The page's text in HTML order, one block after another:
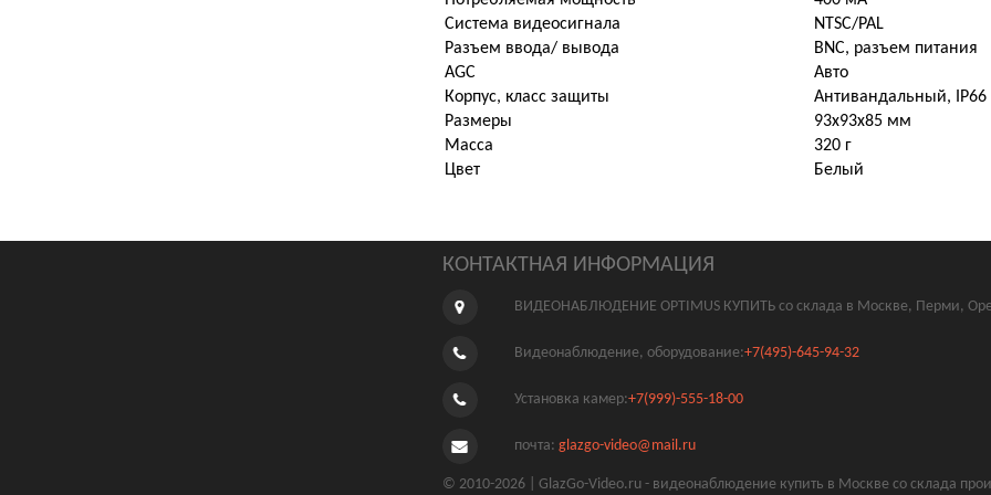
Система видеосигнала
NTSC/PAL
Разъем ввода/ вывода
BNC, разъем питания
AGC
Авто
Корпус, класс защиты
Антивандальный, IP66
Размеры
93х93х85 мм
Масса
320 г
Цвет
Белый
КОНТАКТНАЯ ИНФОРМАЦИЯ
ВИДЕОНАБЛЮДЕНИЕ OPTIMUS КУПИТЬ со склада в Москве, Перми,
Видеонаблюдение, оборудование:+7(495)-645-94-32
Установка камер:+7(999)-555-18-00
почта: glazgo-video@mail.ru
© 2010-2026 | GlazGo-Video.ru - видеонаблюдение купить в Москве со склада